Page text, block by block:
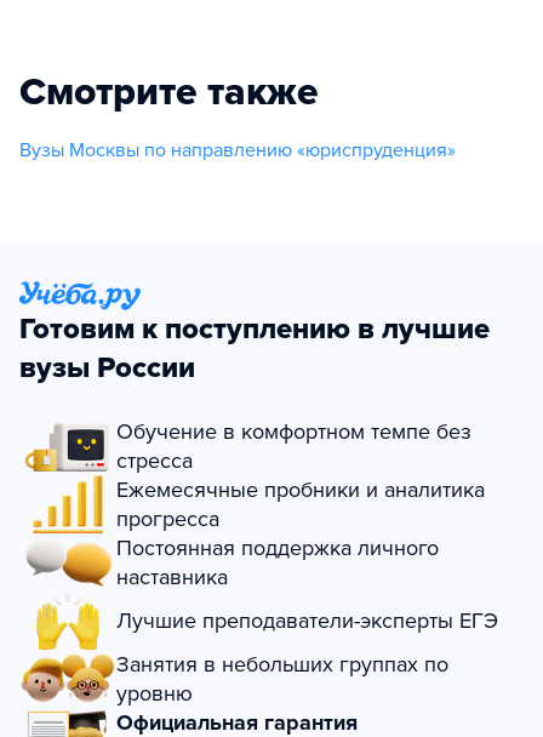
Смотрите также
Вузы Москвы по направлению «юриспруденция»
Готовим к поступлению в лучшие
вузы России
Обучение в комфортном темпе без
стресса
Ежемесячные пробники и аналитика
прогресса
Постоянная поддержка личного
наставника
Лучшие преподаватели-эксперты ЕГЭ
Занятия в небольших группах по
уровню
Официальная гарантия